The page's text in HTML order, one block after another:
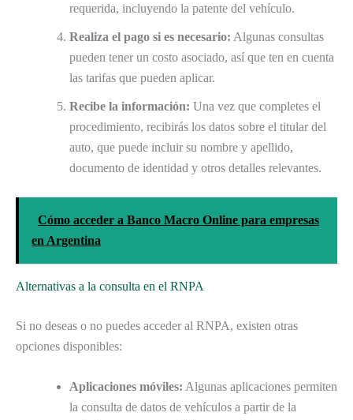
requerida, incluyendo la patente del vehículo.
Realiza el pago si es necesario: Algunas consultas
pueden tener un costo asociado, así que ten en cuenta
las tarifas que pueden aplicar.
Recibe la información: Una vez que completes el
procedimiento, recibirás los datos sobre el titular del
auto, que puede incluir su nombre y apellido,
documento de identidad y otros detalles relevantes.
Cómo acceder a Banco Macro Online para empresas
en Argentina
Alternativas a la consulta en el RNPA
Si no deseas o no puedes acceder al RNPA, existen otras
opciones disponibles:
Aplicaciones móviles: Algunas aplicaciones permiten
la consulta de datos de vehículos a partir de la